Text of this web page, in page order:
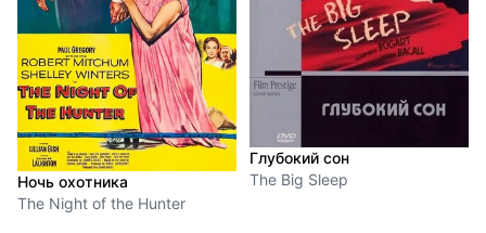
Ночь охотника
The Night of the Hunter
Глубокий сон
The Big Sleep